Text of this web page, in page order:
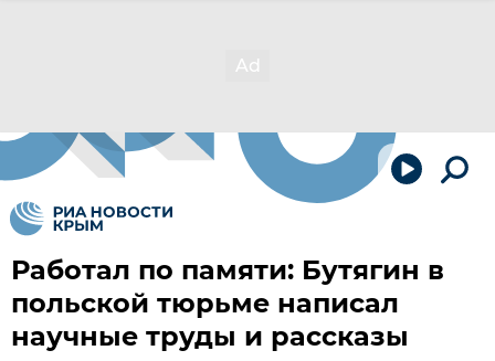
Работал по памяти: Бутягин в
польской тюрьме написал
научные труды и рассказы